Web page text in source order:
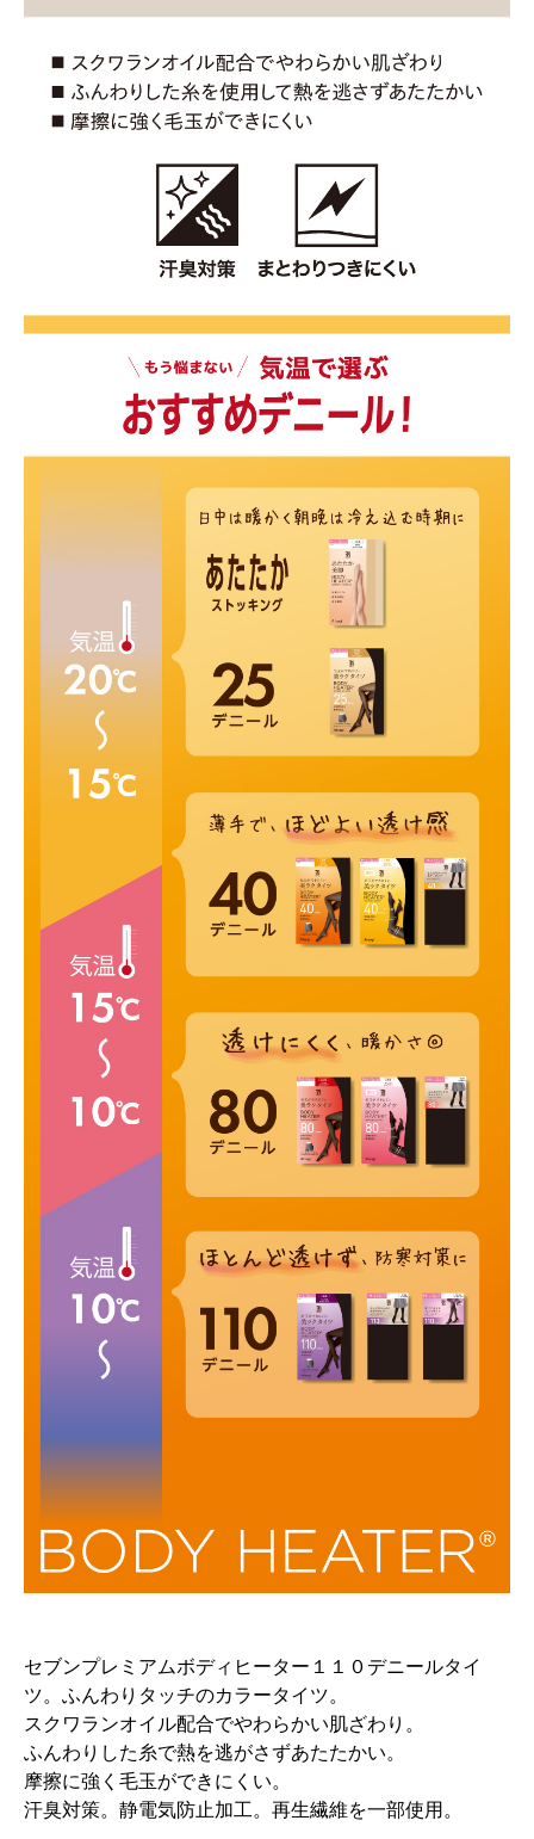
セブンプレミアムボディヒーター１１０デニールタイ
ツ。ふんわりタッチのカラータイツ。
スクワランオイル配合でやわらかい肌ざわり。
ふんわりした糸で熱を逃がさずあたたかい。
摩擦に強く毛玉ができにくい。
汗臭対策。静電気防止加工。再生繊維を一部使用。